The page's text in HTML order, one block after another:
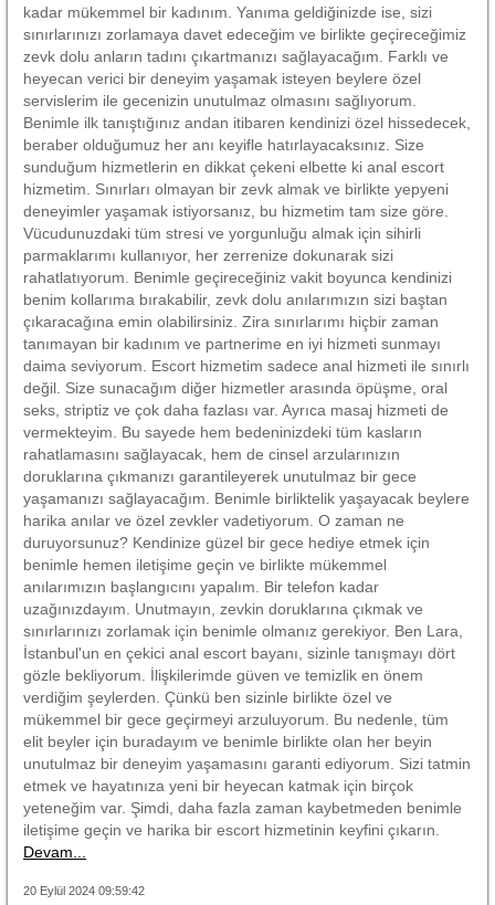
kadar mükemmel bir kadınım. Yanıma geldiğinizde ise, sizi
sınırlarınızı zorlamaya davet edeceğim ve birlikte geçireceğimiz
zevk dolu anların tadını çıkartmanızı sağlayacağım. Farklı ve
heyecan verici bir deneyim yaşamak isteyen beylere özel
servislerim ile gecenizin unutulmaz olmasını sağlıyorum.
Benimle ilk tanıştığınız andan itibaren kendinizi özel hissedecek,
beraber olduğumuz her anı keyifle hatırlayacaksınız. Size
sunduğum hizmetlerin en dikkat çekeni elbette ki anal escort
hizmetim. Sınırları olmayan bir zevk almak ve birlikte yepyeni
deneyimler yaşamak istiyorsanız, bu hizmetim tam size göre.
Vücudunuzdaki tüm stresi ve yorgunluğu almak için sihirli
parmaklarımı kullanıyor, her zerrenize dokunarak sizi
rahatlatıyorum. Benimle geçireceğiniz vakit boyunca kendinizi
benim kollarıma bırakabilir, zevk dolu anılarımızın sizi baştan
çıkaracağına emin olabilirsiniz. Zira sınırlarımı hiçbir zaman
tanımayan bir kadınım ve partnerime en iyi hizmeti sunmayı
daima seviyorum. Escort hizmetim sadece anal hizmeti ile sınırlı
değil. Size sunacağım diğer hizmetler arasında öpüşme, oral
seks, striptiz ve çok daha fazlası var. Ayrıca masaj hizmeti de
vermekteyim. Bu sayede hem bedeninizdeki tüm kasların
rahatlamasını sağlayacak, hem de cinsel arzularınızın
doruklarına çıkmanızı garantileyerek unutulmaz bir gece
yaşamanızı sağlayacağım. Benimle birliktelik yaşayacak beylere
harika anılar ve özel zevkler vadetiyorum. O zaman ne
duruyorsunuz? Kendinize güzel bir gece hediye etmek için
benimle hemen iletişime geçin ve birlikte mükemmel
anılarımızın başlangıcını yapalım. Bir telefon kadar
uzağınızdayım. Unutmayın, zevkin doruklarına çıkmak ve
sınırlarınızı zorlamak için benimle olmanız gerekiyor. Ben Lara,
İstanbul'un en çekici anal escort bayanı, sizinle tanışmayı dört
gözle bekliyorum. İlişkilerimde güven ve temizlik en önem
verdiğim şeylerden. Çünkü ben sizinle birlikte özel ve
mükemmel bir gece geçirmeyi arzuluyorum. Bu nedenle, tüm
elit beyler için buradayım ve benimle birlikte olan her beyin
unutulmaz bir deneyim yaşamasını garanti ediyorum. Sizi tatmin
etmek ve hayatınıza yeni bir heyecan katmak için birçok
yeteneğim var. Şimdi, daha fazla zaman kaybetmeden benimle
iletişime geçin ve harika bir escort hizmetinin keyfini çıkarın.
Devam...
20 Eylül 2024 09:59:42